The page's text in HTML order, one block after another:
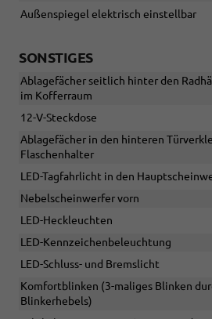
Außenspiegel elektrisch einstellbar
SONSTIGES
Ablagefächer seitlich hinter den
im Kofferraum
12-V-Steckdose
Ablagefächer in den hinteren
Flaschenhalter
LED-Tagfahrlicht in den
Nebelscheinwerfer vorn
LED-Heckleuchten
LED-Kennzeichenbeleuchtung
LED-Schluss- und Bremslicht
Komfortblinken (3-maliges Blinken
Blinkerhebels)